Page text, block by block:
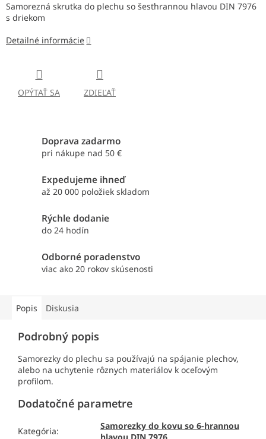
Samorezná skrutka do plechu so šesťhrannou hlavou DIN 7976
s driekom
Detailné informácie
OPÝTAŤ SA ZDIEĽAŤ
Doprava zadarmo
pri nákupe nad 50 €
Expedujeme ihneď
až 20 000 položiek skladom
Rýchle dodanie
do 24 hodín
Odborné poradenstvo
viac ako 20 rokov skúsenosti
Popis Diskusia
Podrobný popis
Samorezky do plechu sa používajú na spájanie plechov,
alebo na uchytenie rôznych materiálov k oceľovým
profilom.
Dodatočné parametre
Kategória:
Samorezky do kovu so 6-hrannou